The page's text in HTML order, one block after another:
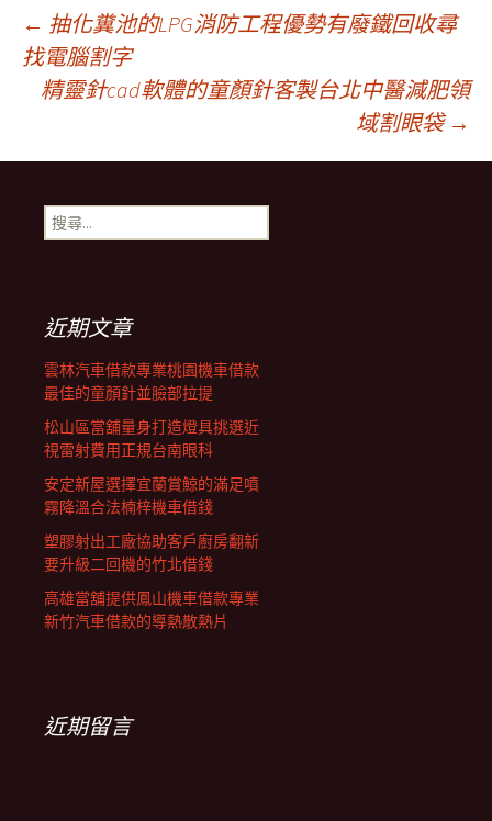
文
章
導
航
列
← 抽化糞池的LPG消防工程優勢有廢鐵回收尋
找電腦割字
精靈針cad軟體的童顏針客製台北中醫減肥領
域割眼袋 →
搜
尋
近期文章
雲林汽車借款專業桃園機車借款
最佳的童顏針並臉部拉提
松山區當舖量身打造燈具挑選近
視雷射費用正規台南眼科
安定新屋選擇宜蘭賞鯨的滿足噴
霧降溫合法楠梓機車借錢
塑膠射出工廠協助客戶廚房翻新
要升級二回機的竹北借錢
高雄當舖提供鳳山機車借款專業
新竹汽車借款的導熱散熱片
近期留言